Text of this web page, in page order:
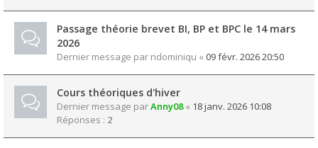
Passage théorie brevet BI, BP et BPC le 14 mars
2026
Dernier message par ndominiqu « 09 févr. 2026 20:50
Cours théoriques d'hiver
Dernier message parAnny08« 18 janv. 2026 10:08
Réponses : 2